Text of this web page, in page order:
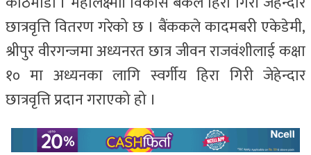
छात्रवृत्ति वितरण गरेको छ । बैंककले कादमबरी एकेडेमी,
श्रीपुर वीरगन्जमा अध्यनरत छात्र जीवन राजवंशीलाई कक्षा
१० मा अध्यनका लागि स्वर्गीय हिरा गिरी जेहेन्दार
छात्रवृत्ति प्रदान गराएको हो ।